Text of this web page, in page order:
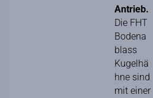
Antrieb.
Die FHT
Bodena
blass
Kugelhä
hne sind
mit einer